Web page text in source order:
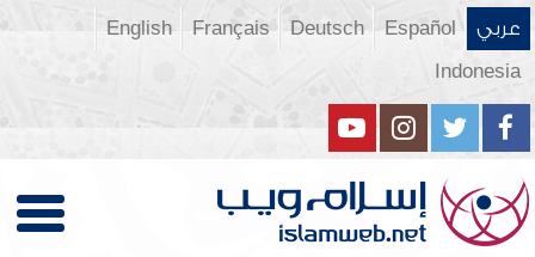
عربي Español
Deutsch
Français
English
Indonesia